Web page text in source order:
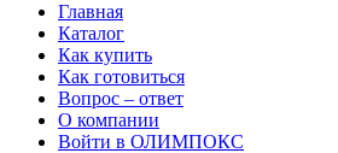
Главная
Каталог
Как купить
Как готовиться
Вопрос – ответ
О компании
Войти в ОЛИМПОКС